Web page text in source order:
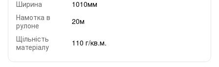
Ширина
1010мм
Намотка в
рулоне
20м
Щільність
матеріалу
110 г/кв.м.